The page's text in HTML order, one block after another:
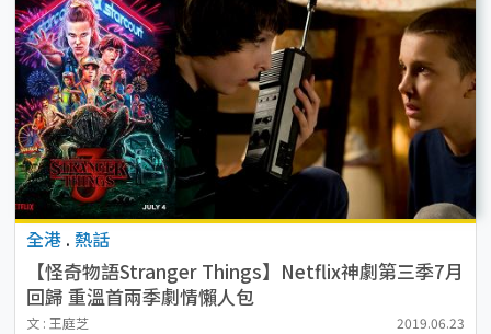
全港 . 熱話
【怪奇物語Stranger Things】Netflix神劇第三季7月
回歸 重溫首兩季劇情懶人包
文 : 王庭芝 2019.06.23